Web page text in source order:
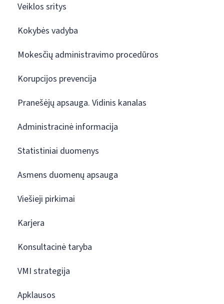
Veiklos sritys
Kokybės vadyba
Mokesčių administravimo procedūros
Korupcijos prevencija
Pranešėjų apsauga. Vidinis kanalas
Administracinė informacija
Statistiniai duomenys
Asmens duomenų apsauga
Viešieji pirkimai
Karjera
Konsultacinė taryba
VMI strategija
Apklausos